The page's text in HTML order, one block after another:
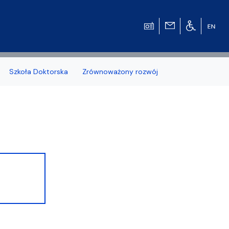
WMFiI
Szkoła Doktorska Zrównoważony rozwój